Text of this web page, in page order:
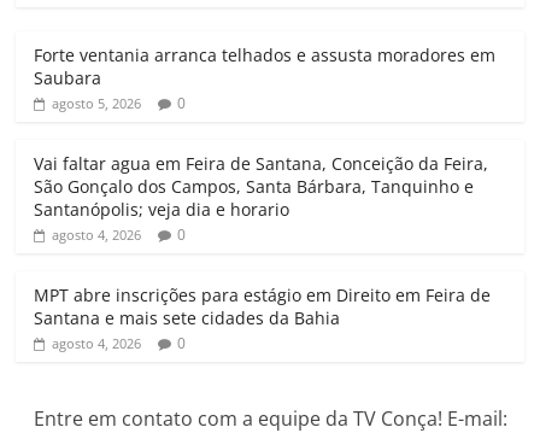
p
p
o
r
a
Forte ventania arranca telhados e assusta moradores em
Saubara
agosto 5, 2026 0
Vai faltar agua em Feira de Santana, Conceição da Feira,
São Gonçalo dos Campos, Santa Bárbara, Tanquinho e
Santanópolis; veja dia e horario
agosto 4, 2026 0
MPT abre inscrições para estágio em Direito em Feira de
Santana e mais sete cidades da Bahia
agosto 4, 2026 0
Entre em contato com a equipe da TV Conça! E-mail: